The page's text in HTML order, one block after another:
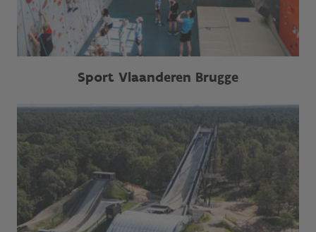
Sport Vlaanderen Brugge